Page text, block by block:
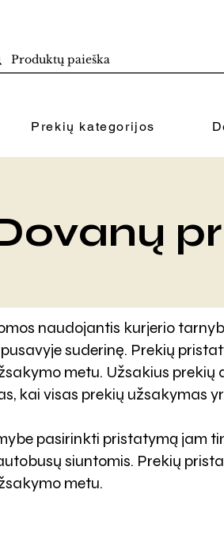
Prekių kategorijos
naudojantis kurjerio
suderinę. Prekių
metu. Užsakius prekių
kai visas prekių užsakymas
pasirinkti pristatymą jam
siuntomis. Prekių
metu.